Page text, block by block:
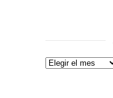
Archivos